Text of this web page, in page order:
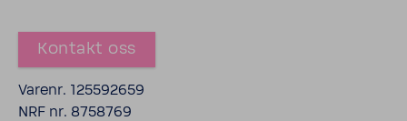
Kontakt oss
Varenr. 125592659
NRF nr. 8758769